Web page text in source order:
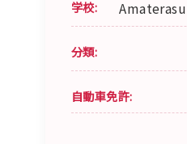
学校:
分類:
自動車免許: